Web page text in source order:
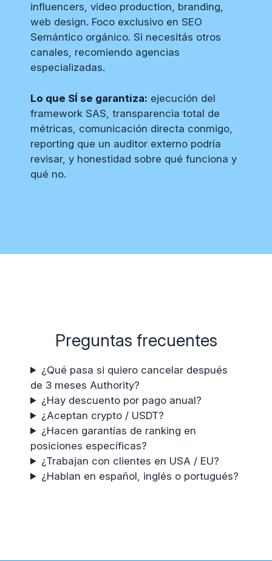
influencers, video production, branding,
web design. Foco exclusivo en SEO
Semántico orgánico. Si necesitás otros
canales, recomiendo agencias
especializadas.
Lo que SÍ se garantiza: ejecución del
framework SAS, transparencia total de
métricas, comunicación directa conmigo,
reporting que un auditor externo podría
revisar, y honestidad sobre qué funciona y
qué no.
Preguntas frecuentes
¿Qué pasa si quiero cancelar después
de 3 meses Authority?
¿Hay descuento por pago anual?
¿Aceptan crypto / USDT?
¿Hacen garantías de ranking en
posiciones específicas?
¿Trabajan con clientes en USA / EU?
¿Hablan en español, inglés o portugués?